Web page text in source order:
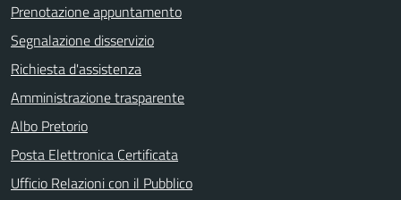
Prenotazione appuntamento
Segnalazione disservizio
Richiesta d'assistenza
Amministrazione trasparente
Albo Pretorio
Posta Elettronica Certificata
Ufficio Relazioni con il Pubblico